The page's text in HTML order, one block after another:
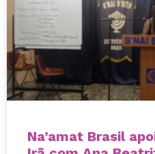
Na’amat Brasil